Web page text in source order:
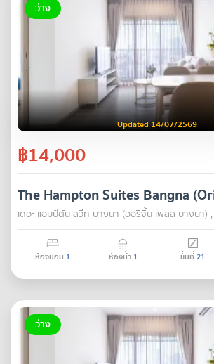
ว่าง
Updated 14/07/2569
฿14,000
The Hampton Suites Bangna
เดอะ แฮมป์ตัน สวีท บางนา (ออริจิ้น เพลส บางนา)
ห้องนอน 1 ห้องน้ำ 1 ชั้นที่21
ว่าง